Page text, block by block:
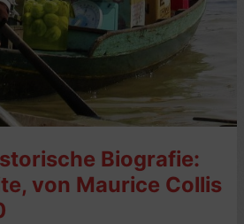
Biografie:
von Maurice Collis